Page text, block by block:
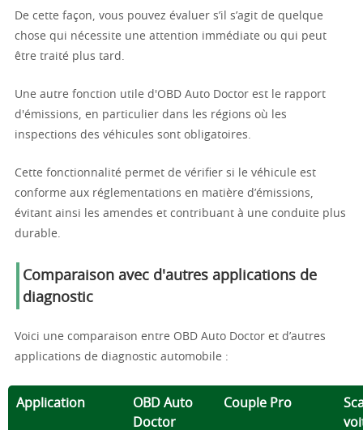
De cette façon, vous pouvez évaluer s’il s’agit de quelque
chose qui nécessite une attention immédiate ou qui peut
être traité plus tard.
Une autre fonction utile d'OBD Auto Doctor est le rapport
d'émissions, en particulier dans les régions où les
inspections des véhicules sont obligatoires.
Cette fonctionnalité permet de vérifier si le véhicule est
conforme aux réglementations en matière d’émissions,
évitant ainsi les amendes et contribuant à une conduite plus
durable.
Comparaison avec d'autres applications de
diagnostic
Voici une comparaison entre OBD Auto Doctor et d’autres
applications de diagnostic automobile :
Application
OBD Auto
Doctor
Couple Pro